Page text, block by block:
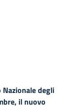
degli
il nuovo